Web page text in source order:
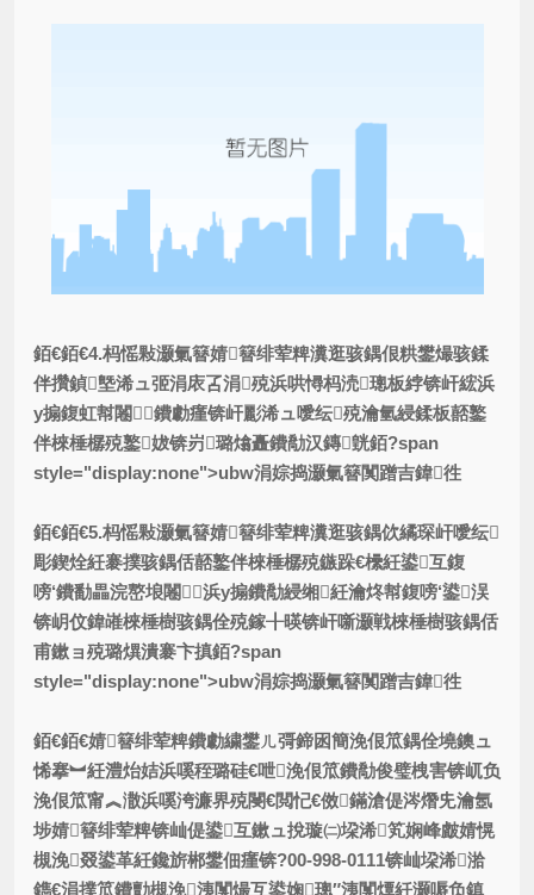
銆€銆€4.杩愮敤灏氭簮婧簮绯荤粺瀵逛骇鍝佷粠鐢熶骇鍒
伴攢鍞墍浠ュ弬涓庡叾涓殑浜哄憳杩涜璁板綍锛屽綋浜
у搧鍑虹幇闂鐨勮瘽锛屽彲浠ュ噯纭殑瀹氫綅鍒板嚭鐜
伴棶棰樼殑鐜妭锛岃璐熻矗鐨勪汉鏄皝銆?span
style="display:none">ubw涓婃捣灏氭簮闃蹭吉鍏徃
銆€銆€5.杩愮敤灏氭簮婧簮绯荤粺瀵逛骇鍝佽繘琛屽噯纭
彫鍥烇紝褰撲骇鍝佸嚭鐜伴棶棰樼殑鏃跺€欙紝鍙互鍑
嗙‘鐨勫畾浣嶅埌闂浜у搧鐨勪綅缃紝瀹炵幇鍑嗙‘鍙洖
锛岄伩鍏嶉棶棰樹骇鍝佺殑鎵╂暎锛屽噺灏戦棶棰樹骇鍝佸
甫鏉ョ殑璐熼潰褰卞搷銆?span
style="display:none">ubw涓婃捣灏氭簮闃蹭吉鍏徃
銆€銆€婧簮绯荤粺鐨勮繍鐢ㄦ彁鍗囦簡浼佷笟鍝佺墝鐭ュ
悕搴︼紝澧炲姞浜嗘秷璐硅€呭浼佷笟鐨勪俊璧栧害锛屼负
浼佷笟甯︽潵浜嗘洿濂界殑閿€閲忋€傚鏋滄偍涔熸兂瀹氬
埗婧簮绯荤粺锛屾偍鍙互鏉ュ挩璇㈡垜浠笂娴峰皻婧愰
槻浼叕鍙革紝鑱旂郴鐢佃瘽锛?00-998-0111锛屾垜浠湁
鐫€涓撲笟鐨勯槻浼洟闃熶互鍙婅璁″洟闃燂紝灏嗕负鎮